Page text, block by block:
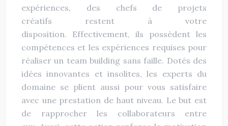
expériences, des chefs de projets
créatifs restent à votre
disposition. Effectivement, ils possèdent les
compétences et les expériences requises pour
réaliser un team building sans faille. Dotés des
idées innovantes et insolites, les experts du
domaine se plient aussi pour vous satisfaire
avec une prestation de haut niveau. Le but est
de rapprocher les collaborateurs entre